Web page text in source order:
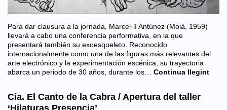
Para dar clausura a la jornada, Marcel·lí Antúnez (Moià, 1959)
llevará a cabo una conferencia performativa, en la que
presentará también su exoesqueleto. Reconocido
internacionalmente como una de las figuras más relevantes del
arte electrónico y la experimentación escénica, su trayectoria
abarca un periodo de 30 años, durante los…
Continua llegint
Cía. El Canto de la Cabra / Apertura del taller
‘Hilaturas Presencia’